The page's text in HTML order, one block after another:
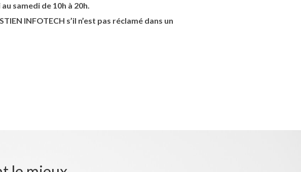
samedi de 10h à 20h.
INFOTECH s’il n’est pas réclamé dans un